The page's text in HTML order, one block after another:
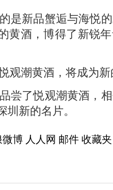
是新品蟹逅与海悦
黄酒，博得了新锐
观潮黄酒，将成为
尝了悦观潮黄酒，
圳新的名片。
微博 人人网 邮件 收藏夹